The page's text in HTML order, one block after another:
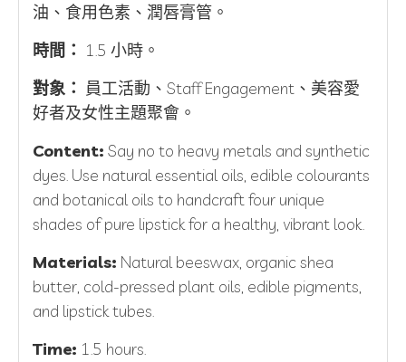
油、食用色素、潤唇膏管。
時間： 1.5 小時。
對象： 員工活動、Staff Engagement、美容愛
好者及女性主題聚會。
Content: Say no to heavy metals and synthetic
dyes. Use natural essential oils, edible colourants
and botanical oils to handcraft four unique
shades of pure lipstick for a healthy, vibrant look.
Materials: Natural beeswax, organic shea
butter, cold-pressed plant oils, edible pigments,
and lipstick tubes.
Time: 1.5 hours.